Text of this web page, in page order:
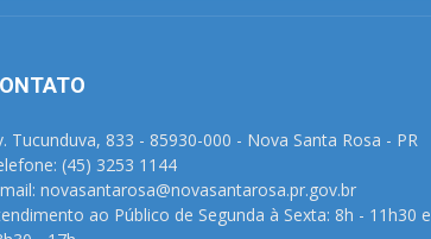
Tucunduva, 833 - 85930-000 - Nova Santa Rosa - PR
(45) 3253 1144
novasantarosa@novasantarosa.pr.gov.br
ao Público de Segunda à Sexta: 8h - 11h30 e